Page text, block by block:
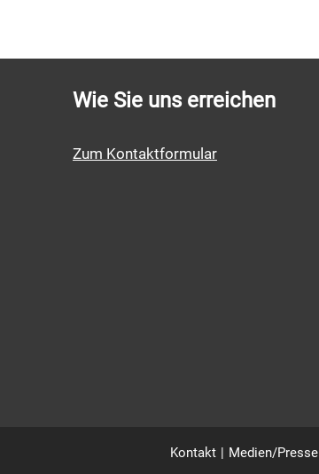
Wie Sie uns erreichen
Zum Kontaktformular
Kontakt Medien/Presse